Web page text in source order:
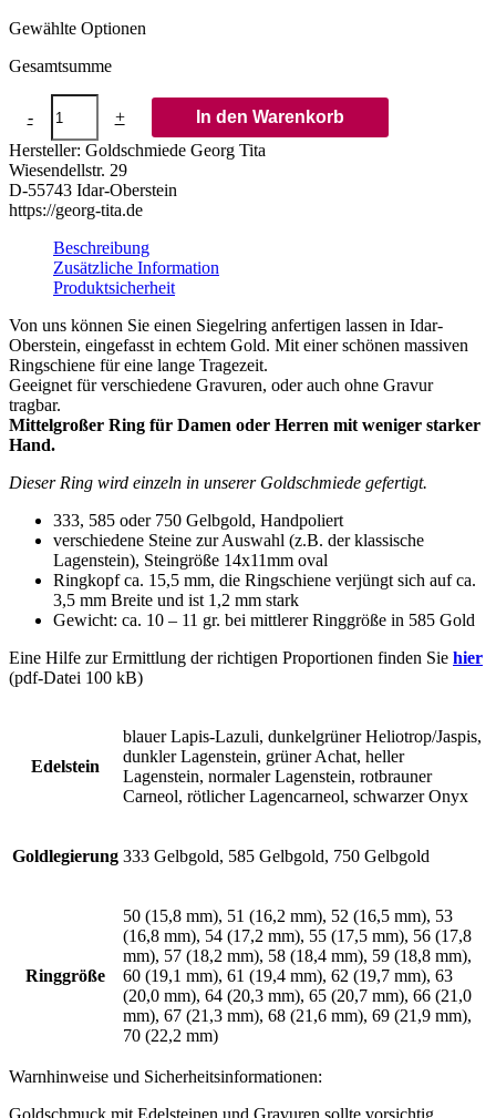
Gewählte Optionen
Gesamtsumme
-
Gold
mit
Stein
14x11
mm
tailliert
Menge
+
In den Warenkorb
Hersteller: Goldschmiede Georg Tita
Wiesendellstr. 29
D-55743 Idar-Oberstein
https://georg-tita.de
Beschreibung
Zusätzliche Information
Produktsicherheit
Von uns können Sie einen Siegelring anfertigen lassen in Idar-
Oberstein, eingefasst in echtem Gold. Mit einer schönen massiven
Ringschiene für eine lange Tragezeit.
Geeignet für verschiedene Gravuren, oder auch ohne Gravur
tragbar.
Mittelgroßer Ring für Damen oder Herren mit weniger starker
Hand.
Dieser Ring wird einzeln in unserer Goldschmiede gefertigt.
333, 585 oder 750 Gelbgold, Handpoliert
verschiedene Steine zur Auswahl (z.B. der klassische
Lagenstein), Steingröße 14x11mm oval
Ringkopf ca. 15,5 mm, die Ringschiene verjüngt sich auf ca.
3,5 mm Breite und ist 1,2 mm stark
Gewicht: ca. 10 – 11 gr. bei mittlerer Ringgröße in 585 Gold
Eine Hilfe zur Ermittlung der richtigen Proportionen finden Sie hier
(pdf-Datei 100 kB)
Edelstein
blauer Lapis-Lazuli, dunkelgrüner Heliotrop/Jaspis,
dunkler Lagenstein, grüner Achat, heller
Lagenstein, normaler Lagenstein, rotbrauner
Carneol, rötlicher Lagencarneol, schwarzer Onyx
Goldlegierung 333 Gelbgold, 585 Gelbgold, 750 Gelbgold
Ringgröße
50 (15,8 mm), 51 (16,2 mm), 52 (16,5 mm), 53
(16,8 mm), 54 (17,2 mm), 55 (17,5 mm), 56 (17,8
mm), 57 (18,2 mm), 58 (18,4 mm), 59 (18,8 mm),
60 (19,1 mm), 61 (19,4 mm), 62 (19,7 mm), 63
(20,0 mm), 64 (20,3 mm), 65 (20,7 mm), 66 (21,0
mm), 67 (21,3 mm), 68 (21,6 mm), 69 (21,9 mm),
70 (22,2 mm)
Warnhinweise und Sicherheitsinformationen: